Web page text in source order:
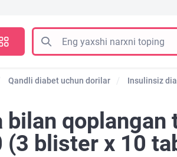
Qandli diabet uchun dorilar Insulinsiz
bilan
blister х 10